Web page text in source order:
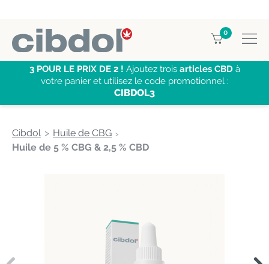
0
3 POUR LE PRIX DE 2 ! Ajoutez trois articles CBDà
votre panier et utilisez le code promotionnel :
CIBDOL3
Cibdol
Huile de CBG
Huile de 5 % CBG & 2,5 % CBD